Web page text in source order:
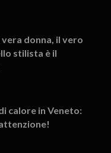
donna, il vero
stilista è il
calore in Veneto: